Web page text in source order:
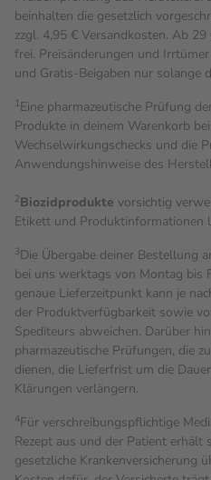
beinhalten die gesetzlich
zzgl. 4,95 € Versandkosten. Ab
frei. Preisänderungen und
und Gratis-Beigaben nur solange
1Eine pharmazeutische Prüfung
Produkte in deinem Warenkorb
Wechselwirkungschecks und die
Anwendungshinweise des
2Biozidprodukte vorsichtig
Etikett und Produktinformationen
3Die Übergabe deiner Bestellung
bei uns werktags von Montag bis
genaue Lieferzeitpunkt kann je
der Produktverfügbarkeit sowie
Spediteurs abweichen. Darüber
pharmazeutische Prüfungen, die
dienen, die Lieferfrist um die
Klärungen verlängern.
4Für verschreibungspflichtige
Rezept aus und der Patient erhält
gesetzliche Krankenversicherung